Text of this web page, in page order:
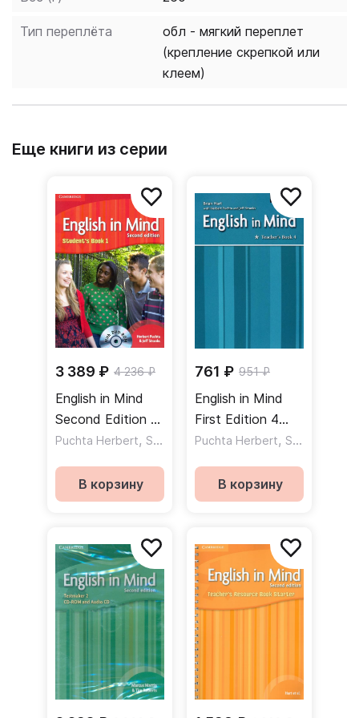
Тип переплёта
обл - мягкий переплет
(крепление скрепкой или
клеем)
Еще книги из серии
3 389 ₽ 4 236 ₽
English in Mind
Second Edition 1
Student's Book
Учебник DVD
Puchta Herbert, Stranks Jeff
В корзину
761 ₽ 951 ₽
English in Mind
First Edition 4
Teacher's Book
учителя
Puchta Herbert, Stranks Jeff
В корзину